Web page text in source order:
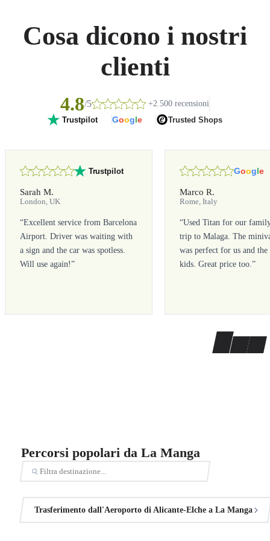
Cosa dicono i nostri
clienti
4.8/5 +2.500 recensioni
Trustpilot Google Trusted Shops
Trustpilot
Sarah M.
London, UK
“Excellent service from Barcelona
Airport. Driver was waiting with
a sign and the car was spotless.
Will use again!”
Google
Marco R.
Rome, Italy
“Used Titan for our
trip to Malaga. The
was perfect for us and the
kids. Great price too.”
Percorsi popolari da La Manga
Trasferimento dall'Aeroporto di Alicante-Elche a La Manga